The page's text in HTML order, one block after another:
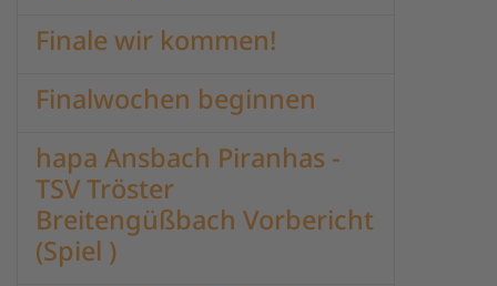
Finale wir kommen!
Finalwochen beginnen
hapa Ansbach Piranhas -
TSV Tröster
Breitengüßbach Vorbericht
(Spiel )